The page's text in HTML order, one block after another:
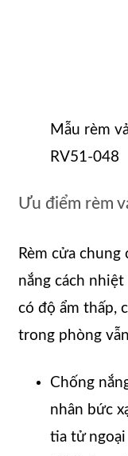
Mẫu rèm
RV51-048
Ưu điểm rèm
Rèm cửa chung
nắng cách
có độ ẩm thấp,
trong phòng
Chống
nhân bức
tia tử ngoại